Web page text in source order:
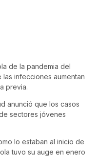
de la pandemia del
infecciones aumentan
previa.
anunció que los casos
sectores jóvenes
lo estaban al inicio de
tuvo su auge en enero